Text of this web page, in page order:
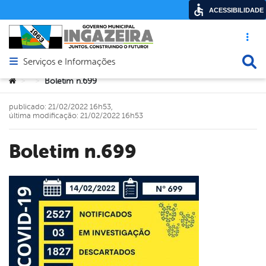
Acesso
Abrir menu principal de navegação
Serviços e Informações
Você está aqui:
> > Boletim n.699
Boletim n.699
publicado: 21/02/2022 16h53,
última modificação: 21/02/2022 16h53
ACESSIBILIDADE